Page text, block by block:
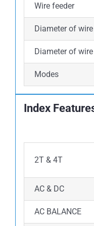
Wire feeder
Diameter of
Diameter of
Modes
Index
2T & 4T
AC & DC
AC BALANCE